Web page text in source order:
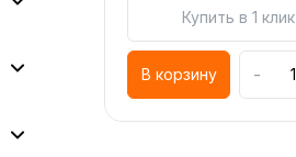
Купить в 1 клик
В корзину -